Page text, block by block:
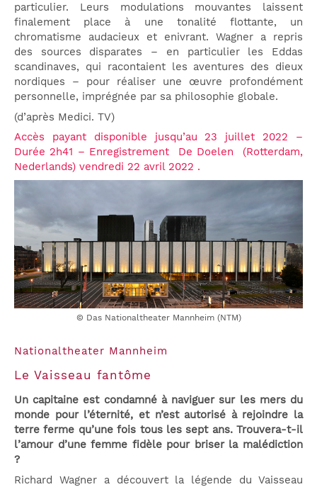
particulier. Leurs modulations mouvantes laissent
finalement place à une tonalité flottante, un
chromatisme audacieux et enivrant. Wagner a repris
des sources disparates – en particulier les Eddas
scandinaves, qui racontaient les aventures des dieux
nordiques – pour réaliser une œuvre profondément
personnelle, imprégnée par sa philosophie globale.
(d’après Medici. TV)
Accès payant disponible jusqu’au 23 juillet 2022 –
Durée 2h41 – Enregistrement De Doelen (Rotterdam,
Nederlands) vendredi 22 avril 2022 .
© Das Nationaltheater Mannheim (NTM)
Nationaltheater Mannheim
Le Vaisseau fantôme
Un capitaine est condamné à naviguer sur les mers du
monde pour l’éternité, et n’est autorisé à rejoindre la
terre ferme qu’une fois tous les sept ans. Trouvera-t-il
l’amour d’une femme fidèle pour briser la malédiction
?
Richard Wagner a découvert la légende du Vaisseau